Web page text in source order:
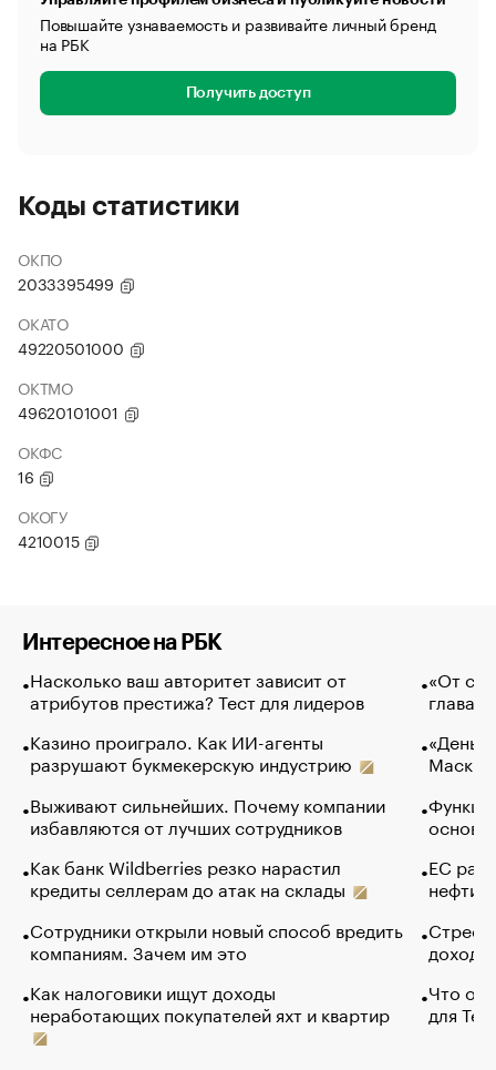
Повышайте узнаваемость и развивайте личный бренд
на РБК
Получить доступ
Коды статистики
ОКПО
2033395499
ОКАТО
49220501000
ОКТМО
49620101001
ОКФС
16
ОКОГУ
4210015
Интересное на РБК
Насколько ваш авторитет зависит от
атрибутов престижа? Тест для лидеров
Казино проиграло. Как ИИ-агенты
разрушают букмекерскую индустрию
Выживают сильнейших. Почему компании
избавляются от лучших сотрудников
Как банк Wildberries резко нарастил
кредиты селлерам до атак на склады
Сотрудники открыли новый способ вредить
компаниям. Зачем им это
Как налоговики ищут доходы
неработающих покупателей яхт и квартир
«От
глава
Маск в
основ
ЕС
нефти
Что
для